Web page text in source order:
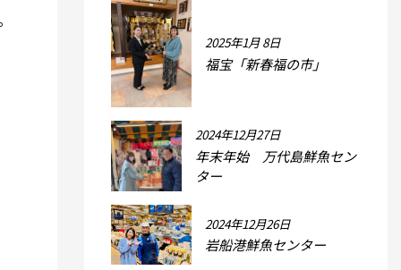
2025年1月 8日
福宝「新春福の市」
2024年12月27日
年末年始 万代島鮮魚セン
ター
2024年12月26日
岩船港鮮魚センター